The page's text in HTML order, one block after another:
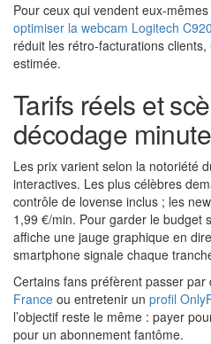
Pour ceux qui vendent eux-
optimiser la webcam Logitech C920
réduit les rétro-facturations
estimée.
Tarifs réels et
décodage
Les prix varient selon la notoriété
interactives. Les plus célèbres
contrôle de lovense inclus ; les
1,99 €/min. Pour garder le budget
affiche une jauge graphique en
smartphone signale chaque
Certains fans préfèrent passer par
France ou entretenir un profil
l’objectif reste le même : payer
pour un abonnement fantôme.